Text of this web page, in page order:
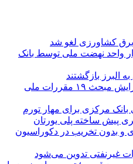
برق کشاورزی لغو شد
مالی بیش از ۳۹۶ هزار واحد نهضت ملی توسط بانک
تمدید اجرای همزمان دو ویرایش مبحث ۱۹ مقررات ملی
بانک مرکزی برای مهار تورم
پیش ساخته پلی یورتان
و بدون تخریب در دکوراسیون
غیرنفتی تدوین می‌شود